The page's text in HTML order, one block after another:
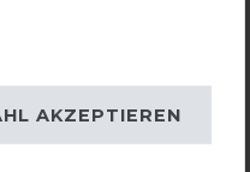
AKZEPTIEREN